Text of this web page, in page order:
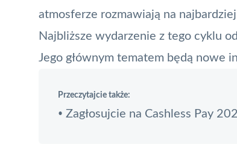
atmosferze rozmawiają na
Najbliższe wydarzenie z tego cyklu
Jego głównym tematem będą nowe
Przeczytajcie także:
• Zagłosujcie na Cashless Pay